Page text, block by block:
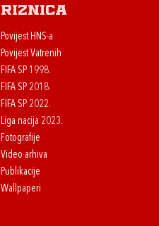
Riznica
Povijest HNS-a
Povijest Vatrenih
FIFA SP 1998.
FIFA SP 2018.
FIFA SP 2022.
Liga nacija 2023.
Fotografije
Video arhiva
Publikacije
Wallpaperi